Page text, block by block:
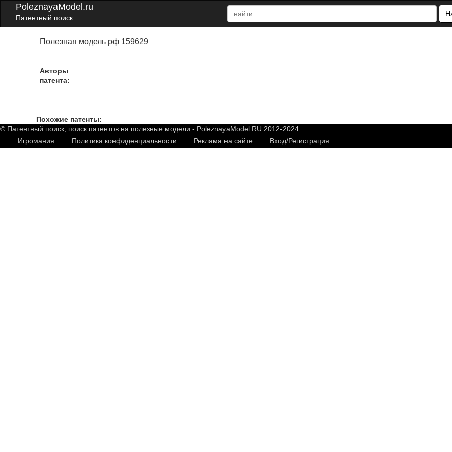
PoleznayaModel.ru
Патентный поиск
Полезная модель рф 159629
Авторы
патента:
Похожие патенты:
© Патентный поиск, поиск патентов на полезные модели - PoleznayaModel.RU 2012-2024
Игромания
Политика конфиденциальности Реклама на сайте Вход/Регистрация